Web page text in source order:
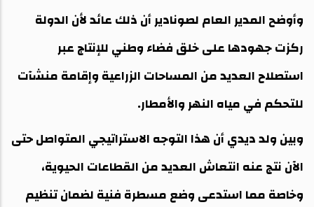
‎وأوضح المدير العام لصونادير أن ذلك عائد لأن الدولة
ركزت جهودها على خلق فضاء وطني للإنتاج عبر
استصلاح العديد من المساحات الزراعية وإقامة منشآت
للتحكم في مياه النهر والأمطار.
‎وبين ولد ديدي أن هذا التوجه الاستراتيجي المتواصل حتى
الآن نتج عنه انتعاش العديد من القطاعات الحيوية،
وخاصة مما استدعى وضع مسطرة فنية لضمان تنظيم